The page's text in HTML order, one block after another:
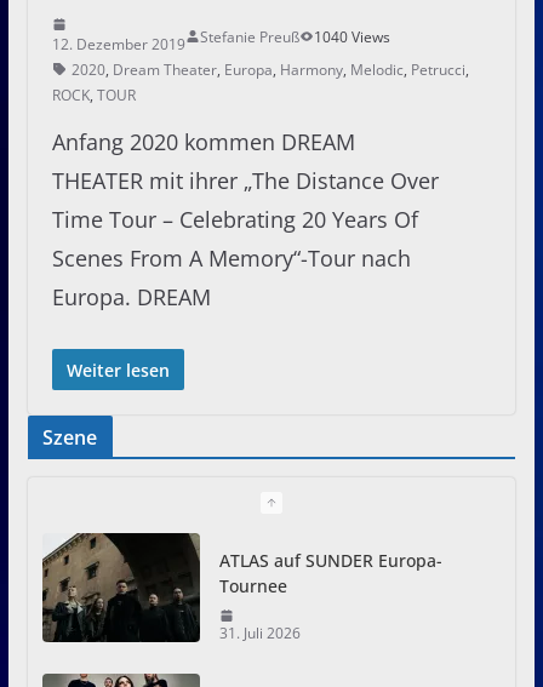
12. Dezember 2019 Stefanie Preuß
1040 Views
2020, Dream Theater, Europa, Harmony, Melodic, Petrucci,
ROCK, TOUR
Anfang 2020 kommen DREAM
THEATER mit ihrer „The Distance Over
Time Tour – Celebrating 20 Years Of
Scenes From A Memory“-Tour nach
Europa. DREAM
Weiter lesen
Szene
ATLAS auf SUNDER Europa-
Tournee
31. Juli 2026